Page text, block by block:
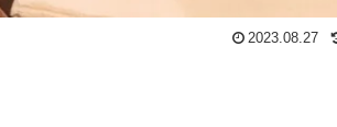
2023.08.27